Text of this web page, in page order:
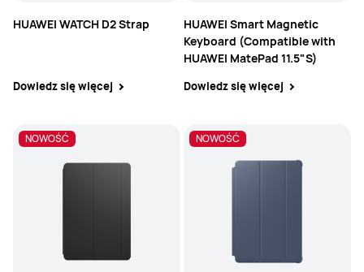
HUAWEI WATCH D2 Strap
Dowiedz się więcej
HUAWEI Smart Magnetic
Keyboard (Compatible with
HUAWEI MatePad 11.5"S)
Dowiedz się więcej
NOWOŚĆ NOWOŚĆ
NOWOŚĆ